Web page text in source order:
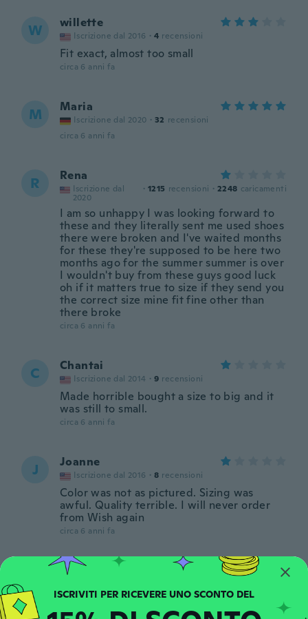
W willette
Iscrizione dal 2016 · 4 recensioni
Fit exact, almost too small
circa 6 anni fa
M Maria
Iscrizione dal 2020 · 32 recensioni
circa 6 anni fa
R Rena
Iscrizione dal
2020
· 1215 recensioni · 2248 caricamenti
I am so unhappy I was looking forward to
these and they literally sent me used shoes
there were broken and I've waited months
for these they're supposed to be here two
months ago for the summer summer is over
I wouldn't buy from these guys good luck
oh if it matters true to size if they send you
the correct size mine fit fine other than
there broke
circa 6 anni fa
C Chantai
Iscrizione dal 2014 · 9 recensioni
Made horrible bought a size to big and it
was still to small.
circa 6 anni fa
J Joanne
Iscrizione dal 2016 · 8 recensioni
Color was not as pictured. Sizing was
awful. Quality terrible. I will never order
from Wish again
circa 6 anni fa
Hortencena
It was too small I needed a bigger size.
circa 6 anni fa